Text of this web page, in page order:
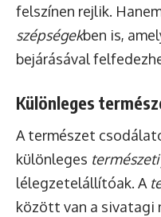
felszínen rejlik.
szépségekben is,
bejárásával
Különleges
A természet
különleges
lélegzetelállítóak. A
között van a sivatagi